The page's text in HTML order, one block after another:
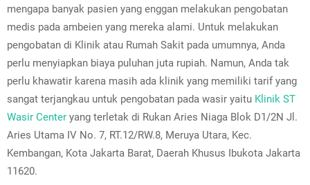
mengapa banyak pasien yang enggan melakukan pengobatan
medis pada ambeien yang mereka alami. Untuk melakukan
pengobatan di Klinik atau Rumah Sakit pada umumnya, Anda
perlu menyiapkan biaya puluhan juta rupiah. Namun, Anda tak
perlu khawatir karena masih ada klinik yang memiliki tarif yang
sangat terjangkau untuk pengobatan pada wasir yaitu Klinik ST
Wasir Center yang terletak di Rukan Aries Niaga Blok D1/2N Jl.
Aries Utama IV No. 7, RT.12/RW.8, Meruya Utara, Kec.
Kembangan, Kota Jakarta Barat, Daerah Khusus Ibukota Jakarta
11620.